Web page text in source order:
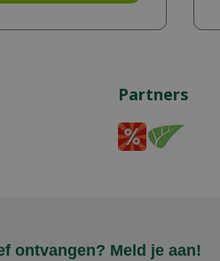
Partners
ontvangen? Meld je aan!